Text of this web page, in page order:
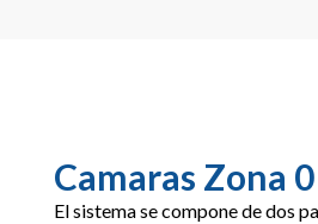
Camaras Zona 0
El sistema se compone de dos